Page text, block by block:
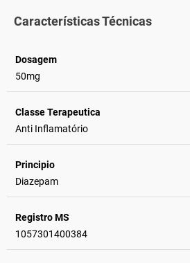
Características Técnicas
Dosagem
50mg
Classe Terapeutica
Anti Inflamatório
Principio
Diazepam
Registro MS
1057301400384